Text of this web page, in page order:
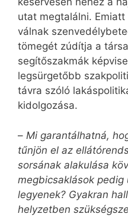
utat megtalálni.
válnak
tömegét zúdítja a
segítőszakmák
legsürgetőbb
távra szóló
kidolgozása.
– Mi garantálhatná,
tűnjön el az
sorsának alakulása
megbicsaklások
legyenek? Gyakran
helyzetben